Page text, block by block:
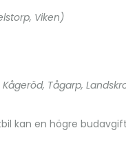
Viken)
Tågarp,
kan en högre